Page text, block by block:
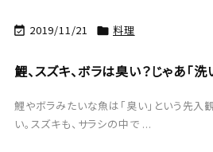
 2019/11/21  料理
鯉、スズキ、ボラは臭い？じゃあ「洗
鯉やボラみたいな魚は「臭い」という先入
い。スズキも、サラシの中で ...